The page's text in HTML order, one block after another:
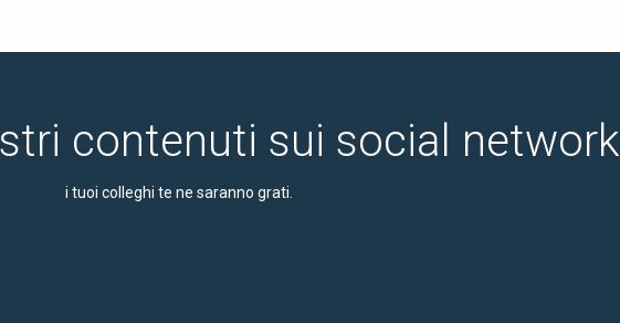
contenuti sui social network
i tuoi colleghi te ne saranno grati.